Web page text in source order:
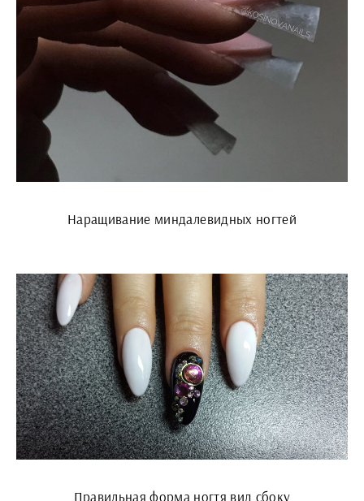
Наращивание миндалевидных ногтей
Правильная форма ногтя вид сбоку